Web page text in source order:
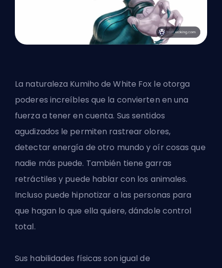
La naturaleza Kumiho de White Fox le otorga
poderes increíbles que la convierten en una
fuerza a tener en cuenta. Sus sentidos
agudizados le permiten rastrear olores,
detectar energía de otro mundo y oír cosas que
nadie más puede. También tiene garras
retráctiles y puede hablar con los animales.
Incluso puede hipnotizar a las personas para
que hagan lo que ella quiere, dándole control
total.
Sus habilidades físicas son igual de